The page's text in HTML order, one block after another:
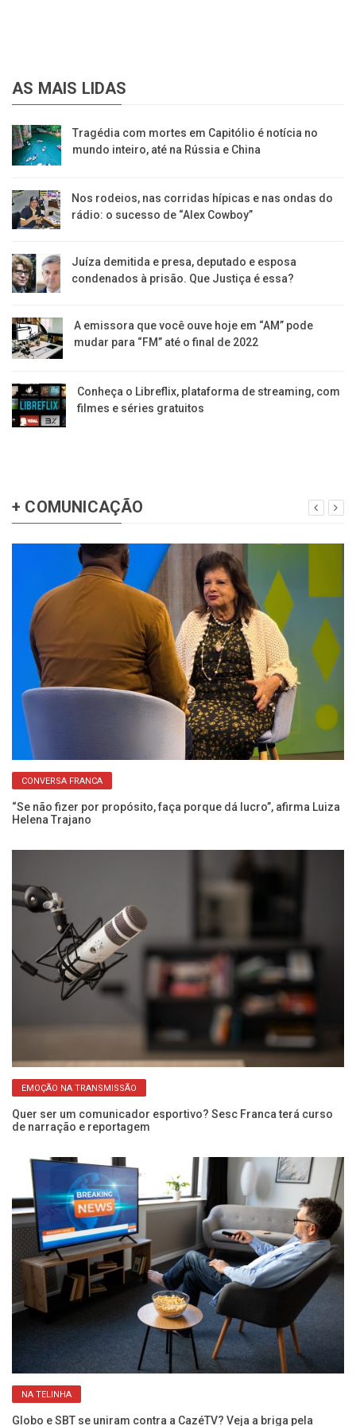
AS MAIS LIDAS
Tragédia com mortes em Capitólio é notícia no
mundo inteiro, até na Rússia e China
Nos rodeios, nas corridas hípicas e nas ondas do
rádio: o sucesso de “Alex Cowboy”
Juíza demitida e presa, deputado e esposa
condenados à prisão. Que Justiça é essa?
A emissora que você ouve hoje em “AM” pode
mudar para “FM” até o final de 2022
Conheça o Libreflix, plataforma de streaming, com
filmes e séries gratuitos
+ COMUNICAÇÃO
CONVERSA FRANCA
“Se não fizer por propósito, faça porque dá lucro”, afirma Luiza
Helena Trajano
EMOÇÃO NA TRANSMISSÃO
Quer ser um comunicador esportivo? Sesc Franca terá curso
de narração e reportagem
NA TELINHA
Globo e SBT se uniram contra a CazéTV? Veja a briga pela